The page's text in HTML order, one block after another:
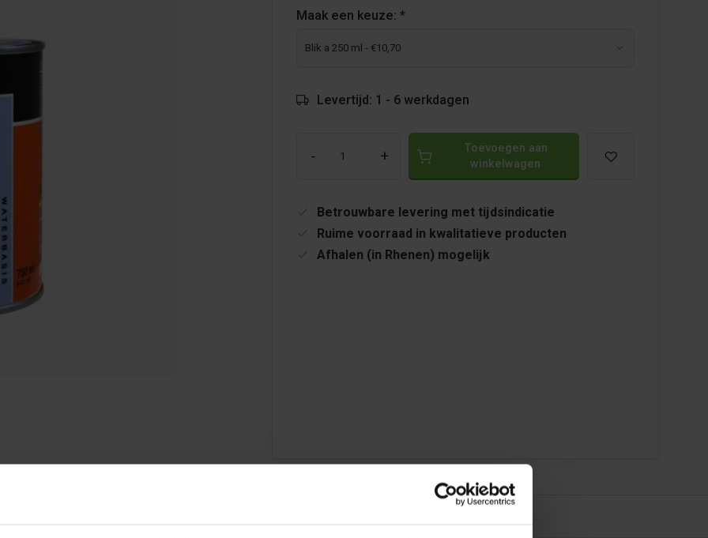
Maak een keuze: *
Levertijd: 1 - 6 werkdagen
- +
Toevoegen aan
winkelwagen
Betrouwbare levering met tijdsindicatie
Ruime voorraad in kwalitatieve producten
Afhalen (in Rhenen) mogelijk